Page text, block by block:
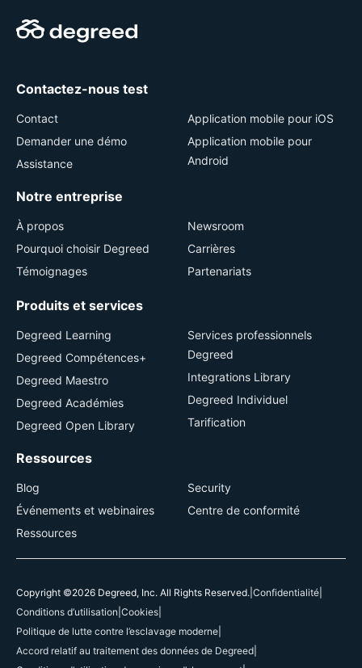
Contactez-nous test
Contact
Demander une démo
Assistance
Application mobile pour iOS
Application mobile pour
Android
Notre entreprise
À propos
Pourquoi choisir Degreed
Témoignages
Newsroom
Carrières
Partenariats
Produits et services
Degreed Learning
Degreed Compétences+
Degreed Maestro
Degreed Académies
Degreed Open Library
Services professionnels
Degreed
Integrations Library
Degreed Individuel
Tarification
Ressources
Blog
Événements et webinaires
Ressources
Security
Centre de conformité
Copyright ©2026 Degreed, Inc. All Rights Reserved. Confidentialité
Conditions d’utilisation Cookies
Politique de lutte contre l’esclavage moderne
Accord relatif au traitement des données de Degreed